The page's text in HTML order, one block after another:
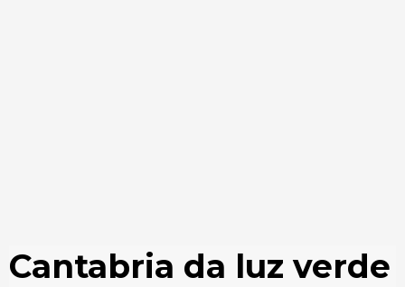
Cantabria da luz verde